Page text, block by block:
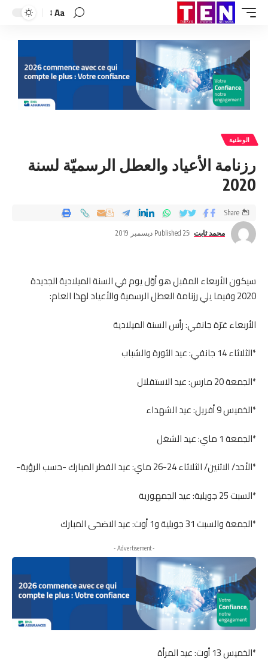
Aa
الوطنية
رزنامة الأعياد والعطل الرسميّة لسنة
2020
محمد ثابت Published 25 ديسمبر 2019
Share
سيكون الأربعاء المقبل هو أوّل يوم في السنة الميلادية الجديدة
2020 وفيما يلي رزنامة العطل الرسمية والأعياد لهذا العام:
الأربعاء غرّة جانفي: رأس السنة الميلادية
*الثلاثاء 14 جانفي: عيد الثورة والشباب
*الجمعة 20 مارس: عيد الاستقلال
*الخميس 9 أفريل: عيد الشهداء
*الجمعة 1 ماي: عيد الشغل
*الأحد/ الاثنين/ الثلاثاء 24-26 ماي: عيد الفطر المبارك -حسب الرؤية-
*السبت 25 جويلية: عيد الجمهورية
*الجمعة والسبت 31 جويلية و1 أوت: عيد الاضحى المبارك
*الخميس 13 أوت: عيد المرأة